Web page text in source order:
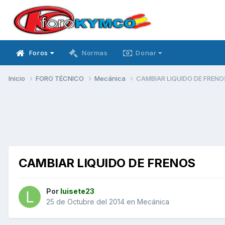
Foros Normas Donar
Inicio FORO TÉCNICO Mecánica CAMBIAR LIQUIDO DE
CAMBIAR LIQUIDO DE FRENOS
Por luisete23
25 de Octubre del 2014 en Mecánica